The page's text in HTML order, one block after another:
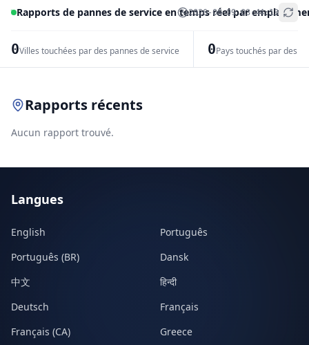
Rapports de pannes de service en temps réel par
2026-08-09 03:44:13
0Villes touchées par des pannes de service 0Pays touchés par des
+
Rapports récents
Aucun rapport trouvé.
Langues
English
Português
Português (BR)
Dansk
中文
हिन्दी
Deutsch
Français
Français (CA)
Greece